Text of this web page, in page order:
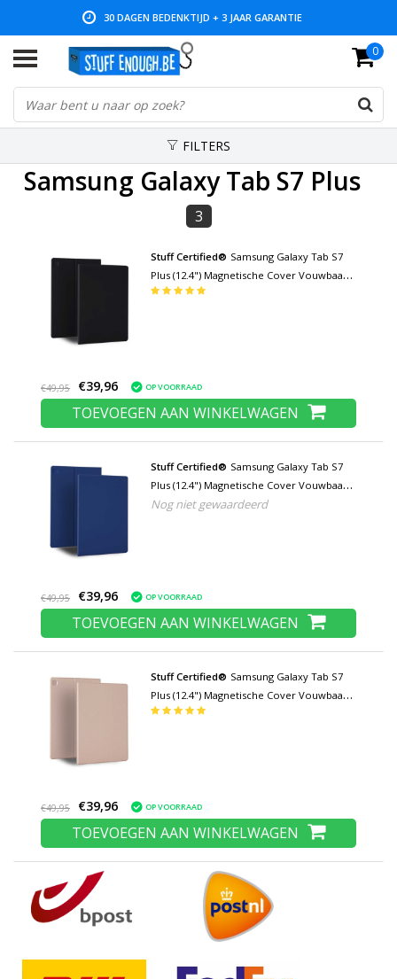
30 DAGEN BEDENKTIJD + 3 JAAR GARANTIE
LAGE PRIJZEN EN RUIM ASSORTIMENT 0
FILTERS
Samsung Galaxy Tab S7 Plus
3
Stuff Certified® Samsung Galaxy Tab S7
Plus (12.4") Magnetische Cover Vouwbaar -
Multifunctioneel Hoesje Case met
€49,95 €39,96 OP VOORRAAD
TOEVOEGEN AAN WINKELWAGEN
Stuff Certified® Samsung Galaxy Tab S7
Plus (12.4") Magnetische Cover Vouwbaar -
Multifunctioneel Hoesje Case met
Nog niet gewaardeerd
€49,95 €39,96 OP VOORRAAD
TOEVOEGEN AAN WINKELWAGEN
Stuff Certified® Samsung Galaxy Tab S7
Plus (12.4") Magnetische Cover Vouwbaar -
Multifunctioneel Hoesje Case met
€49,95 €39,96 OP VOORRAAD
TOEVOEGEN AAN WINKELWAGEN